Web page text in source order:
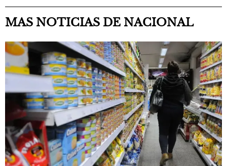
MAS NOTICIAS DE NACIONAL